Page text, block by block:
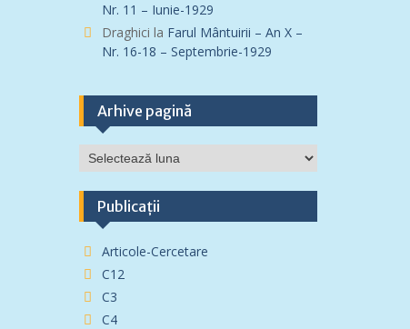
Nr. 11 – Iunie-1929
Draghici la Farul Mântuirii – An X –
Nr. 16-18 – Septembrie-1929
Arhive pagină
Arhive
pagină
Publicații
Articole-Cercetare
C12
C3
C4